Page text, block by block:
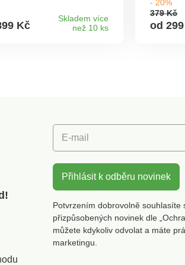
skvrnami a odřením.
plyšový úplet.
Kč
Skladem více
než 10 ks
variaci
- 20%
379 Kč
od
E-mail
Přihlásit k odběru novinek
Potvrzením dobrovolně
přizpůsobených novinek dle
můžete kdykoliv odvolat a máte
marketingu.